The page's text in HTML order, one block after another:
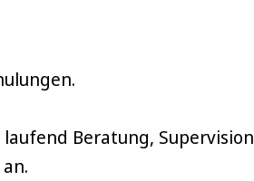
Beratung, Supervision